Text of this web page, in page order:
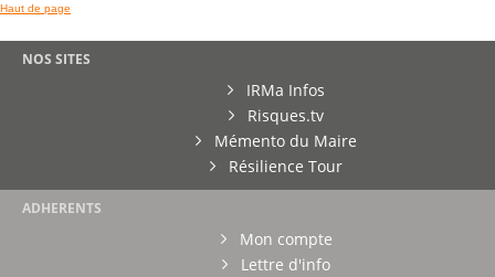
Haut de page
NOS SITES
IRMa Infos
Risques.tv
Mémento du Maire
Résilience Tour
ADHERENTS
Mon compte
Lettre d'info